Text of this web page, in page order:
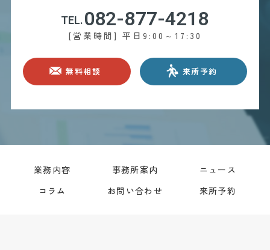
TEL.082-877-4218
[営業時間] 平日9:00～17:30
無料相談 来所予約
業務内容 事務所案内
ニュース
コラム
お問い合わせ 来所予約